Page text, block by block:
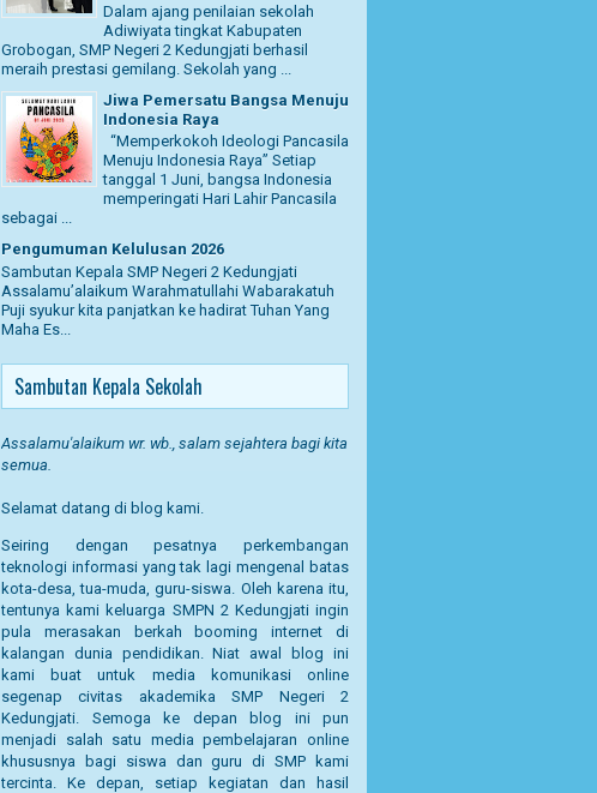
Dalam ajang penilaian sekolah
Adiwiyata tingkat Kabupaten
Grobogan, SMP Negeri 2 Kedungjati berhasil
meraih prestasi gemilang. Sekolah yang ...
Jiwa Pemersatu Bangsa Menuju
Indonesia Raya
“Memperkokoh Ideologi Pancasila
Menuju Indonesia Raya” Setiap
tanggal 1 Juni, bangsa Indonesia
memperingati Hari Lahir Pancasila
sebagai ...
Pengumuman Kelulusan 2026
Sambutan Kepala SMP Negeri 2 Kedungjati
Assalamu’alaikum Warahmatullahi Wabarakatuh
Puji syukur kita panjatkan ke hadirat Tuhan Yang
Maha Es...
Sambutan Kepala Sekolah
Assalamu'alaikum wr. wb., salam sejahtera bagi kita
semua.
Selamat datang di blog kami.
Seiring dengan pesatnya perkembangan
teknologi informasi yang tak lagi mengenal batas
kota-desa, tua-muda, guru-siswa. Oleh karena itu,
tentunya kami keluarga SMPN 2 Kedungjati ingin
pula merasakan berkah booming internet di
kalangan dunia pendidikan. Niat awal blog ini
kami buat untuk media komunikasi online
segenap civitas akademika SMP Negeri 2
Kedungjati. Semoga ke depan blog ini pun
menjadi salah satu media pembelajaran online
khususnya bagi siswa dan guru di SMP kami
tercinta. Ke depan, setiap kegiatan dan hasil